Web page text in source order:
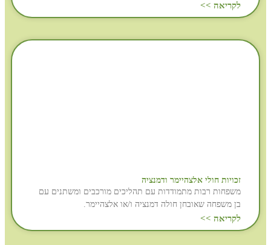
לקריאה >>
זכויות חולי אלצהיימר ודמנציה
משפחות רבות מתמודדות עם תהליכים מורכבים ומשתנים עם
בן משפחה שאובחן חולה דמנציה ו/או אלצהיימר.
לקריאה >>